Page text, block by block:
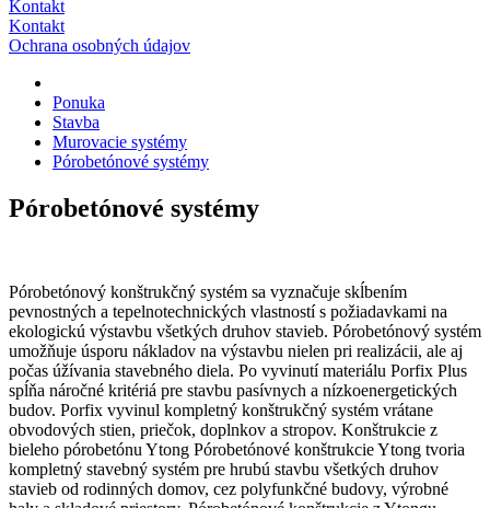
Kontakt
Kontakt
Ochrana osobných údajov
Ponuka
Stavba
Murovacie systémy
Pórobetónové systémy
Pórobetónové systémy
Pórobetónový konštrukčný systém sa vyznačuje skĺbením
pevnostných a tepelnotechnických vlastností s požiadavkami na
ekologickú výstavbu všetkých druhov stavieb. Pórobetónový systém
umožňuje úsporu nákladov na výstavbu nielen pri realizácii, ale aj
počas úžívania stavebného diela. Po vyvinutí materiálu Porfix Plus
spĺňa náročné kritériá pre stavbu pasívnych a nízkoenergetických
budov. Porfix vyvinul kompletný konštrukčný systém vrátane
obvodových stien, priečok, doplnkov a stropov. Konštrukcie z
bieleho pórobetónu Ytong Pórobetónové konštrukcie Ytong tvoria
kompletný stavebný systém pre hrubú stavbu všetkých druhov
stavieb od rodinných domov, cez polyfunkčné budovy, výrobné